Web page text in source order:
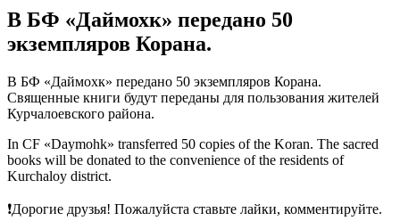
В БФ «Даймохк» передано 50
экземпляров Корана.
В БФ «Даймохк» передано 50 экземпляров Корана.
Священные книги будут переданы для пользования жителей
Курчалоевского района.
In СF «Daymohk» transferred 50 copies of the Koran. The sacred
books will be donated to the convenience of the residents of
Kurchaloy district.
❗Дорогие друзья! Пожалуйста ставьте лайки, комментируйте.